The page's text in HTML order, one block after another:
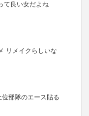
て良い女だよね
リメイクらしいな
位部隊のエース貼る